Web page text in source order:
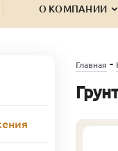
О КОМПАНИИ
Главная -